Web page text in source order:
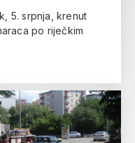
5. srpnja, krenut
po riječkim